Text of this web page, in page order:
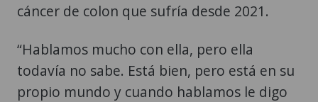
cáncer de colon que sufría desde 2021.
“Hablamos mucho con ella, pero ella
todavía no sabe. Está bien, pero está en su
propio mundo y cuando hablamos le digo